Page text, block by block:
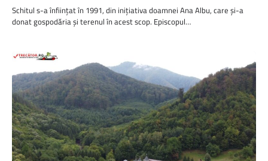
Schitul s-a înfiinţat în 1991, din iniţiativa doamnei Ana Albu, care şi-a
donat gospodăria şi terenul în acest scop. Episcopul…